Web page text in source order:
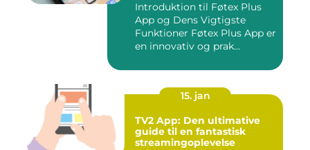
Indkøbsoplevelse
Introduktion til Føtex Plus
App og Dens Vigtigste
Funktioner Føtex Plus App er
en innovativ og prak...
15. jan
TV2 App: Den ultimative
guide til en fantastisk
streamingoplevelse